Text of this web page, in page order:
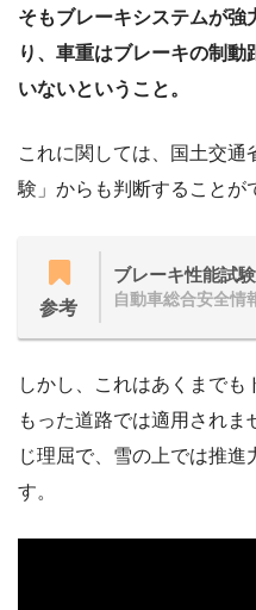
そもブレーキシステムが強
り、車重はブレーキの制
いないということ。
これに関しては、国土交
験」からも判断することが
参考
ブレーキ性能試
自動車総合安全情
しかし、これはあくまで
もった道路では適用され
じ理屈で、雪の上では推
す。